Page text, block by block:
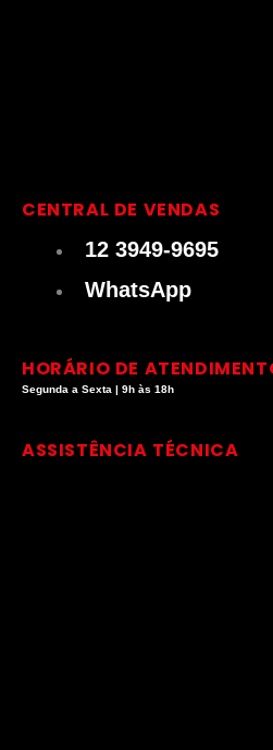
n
s
t
a
g
r
i
n
k
e
d
i
o
u
u
e
CENTRAL DE VENDAS
12 3949-9695
WhatsApp
HORÁRIO DE
Segunda a Sexta | 9h às 18h
ASSISTÊNCIA TÉCNICA